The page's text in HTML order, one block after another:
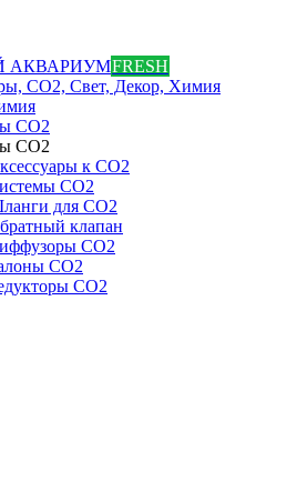
АКВАРИУМFRESH
СО2, Свет, Декор, Химия
СО2
СО2
к СО2
СО2
для CO2
клапан
СO2
CO2
CO2